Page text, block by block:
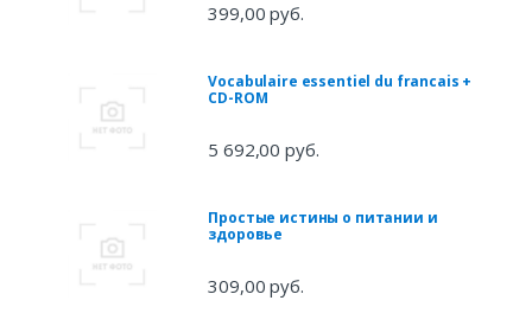
399,00 руб.
Vocabulaire essentiel du francais +
CD-ROM
5 692,00 руб.
Простые истины о питании и
здоровье
309,00 руб.